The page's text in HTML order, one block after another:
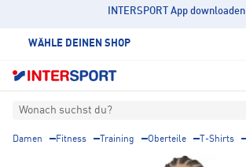
INTERSPORT App downloaden
WÄHLE DEINEN SHOP
Wonach suchst du?
Damen Fitness Training Oberteile T-Shirts